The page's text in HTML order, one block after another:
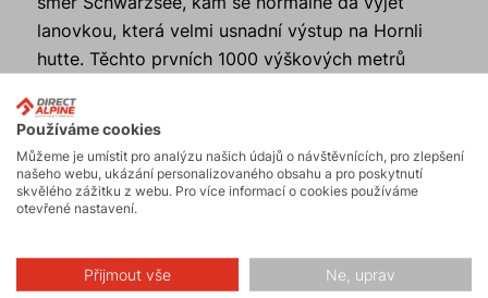
lanovkou, která velmi usnadní výstup na Hornli
hutte. Těchto prvních 1000 výškových metrů
kam je to dalších asi 700 v.m.
v 7:00, tedy 55min od konečné lanovky. Na chatě
si dávám krátkou pauzu na převlečení a doplnění
vody, zhltnu půlku tyčinky, kterou jsem si vzal
To je otázka nějakých 5minut a konečně lezu.
Mám před sebou 1.200 v.m. k vrcholu. Lehoučké
Používáme cookies
Můžeme je umístit pro analýzu našich údajů o návštěvnících, pro zlepšení
našeho webu, ukázání personalizovaného obsahu a pro poskytnutí
skvělého zážitku z webu. Pro více informací o cookies používáme
otevřené nastavení.
Přijmout vše Ne, uprav